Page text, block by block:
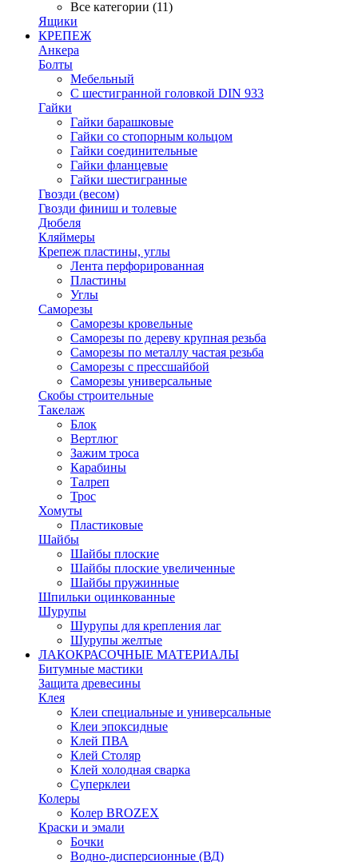
Все категории (11)
Ящики
КРЕПЕЖ
Анкера
Болты
Мебельный
С шестигранной головкой DIN 933
Гайки
Гайки барашковые
Гайки со стопорным кольцом
Гайки соединительные
Гайки фланцевые
Гайки шестигранные
Гвозди (весом)
Гвозди финиш и толевые
Дюбеля
Кляймеры
Крепеж пластины, углы
Лента перфорированная
Пластины
Углы
Саморезы
Саморезы кровельные
Саморезы по дереву крупная резьба
Саморезы по металлу частая резьба
Саморезы с прессшайбой
Саморезы универсальные
Скобы строительные
Такелаж
Блок
Вертлюг
Зажим троса
Карабины
Талреп
Трос
Хомуты
Пластиковые
Шайбы
Шайбы плоские
Шайбы плоские увеличенные
Шайбы пружинные
Шпильки оцинкованные
Шурупы
Шурупы для крепления лаг
Шурупы желтые
ЛАКОКРАСОЧНЫЕ МАТЕРИАЛЫ
Битумные мастики
Защита древесины
Клея
Клеи специальные и универсальные
Клеи эпоксидные
Клей ПВА
Клей Столяр
Клей холодная сварка
Суперклеи
Колеры
Колер BROZEX
Краски и эмали
Бочки
Водно-дисперсионные (ВД)